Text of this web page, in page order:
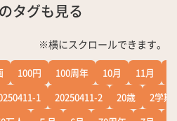
タグも見る
※横にスクロールできます。
100円 100周年 10月 11月
1 20250411-2 20歳
2学期